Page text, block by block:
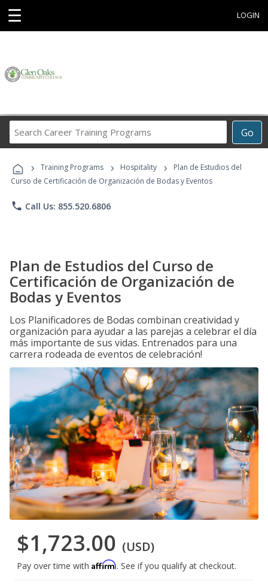
☰ LOGIN
Go
Career
Programs
› Training Programs › Hospitality ›
Plan de Estudios del
Curso de Certificación de Organización de Bodas y Eventos
phone Call Us: 855.520.6806
Plan de Estudios del Curso de
Certificación de Organización de
Bodas y Eventos
Los Planificadores de Bodas combinan creatividad y
organización para ayudar a las parejas a celebrar el día
más importante de sus vidas. Entrenados para una
carrera rodeada de eventos de celebración!
$1,723.00 (USD)
Pay over time with Affirm. See if you qualify at checkout.